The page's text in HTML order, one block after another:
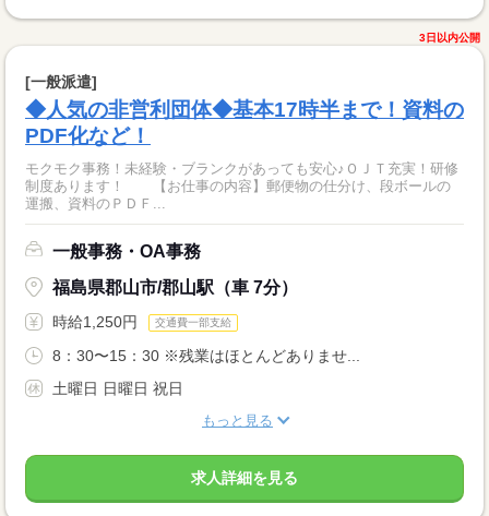
3日以内公開
[一般派遣]
◆人気の非営利団体◆基本17時半まで！資料の
PDF化など！
モクモク事務！未経験・ブランクがあっても安心♪ＯＪＴ充実！研修
制度あります！ 【お仕事の内容】郵便物の仕分け、段ボールの
運搬、資料のＰＤＦ...
一般事務・OA事務
福島県郡山市/郡山駅（車 7分）
時給1,250円 交通費一部支給
8：30〜15：30 ※残業はほとんどありませ...
土曜日 日曜日 祝日
もっと見る
求人詳細を見る